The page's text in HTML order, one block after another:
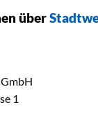
über
1